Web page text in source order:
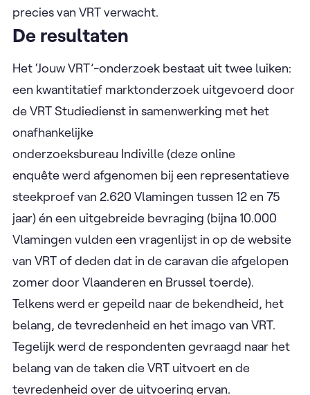
precies van VRT verwacht.
De resultaten
Het ‘Jouw VRT’-onderzoek bestaat uit twee luiken:
een kwantitatief marktonderzoek uitgevoerd door
de VRT Studiedienst in samenwerking met het
onafhankelijke
onderzoeksbureau Indiville (deze online
enquête werd afgenomen bij een representatieve
steekproef van 2.620 Vlamingen tussen 12 en 75
jaar) én een uitgebreide bevraging (bijna 10.000
Vlamingen vulden een vragenlijst in op de website
van VRT of deden dat in de caravan die afgelopen
zomer door Vlaanderen en Brussel toerde).
Telkens werd er gepeild naar de bekendheid, het
belang, de tevredenheid en het imago van VRT.
Tegelijk werd de respondenten gevraagd naar het
belang van de taken die VRT uitvoert en de
tevredenheid over de uitvoering ervan.